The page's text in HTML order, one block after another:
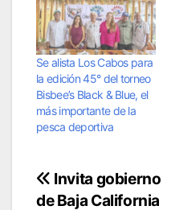
Se alista Los Cabos para
la edición 45° del torneo
Bisbee’s Black & Blue, el
más importante de la
pesca deportiva
Navegación
Invita gobierno
de Baja California